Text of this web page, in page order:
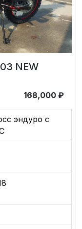
NEW
168,000 ₽
эндуро с